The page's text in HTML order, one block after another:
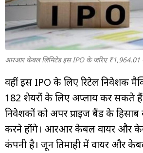
आरआर केबल लिमिटेड इस IPO के जरिए ₹1,964.01
वहीं इस IPO के लिए रिटेल निवेशक
182 शेयरों के लिए अप्लाय कर सकते
निवेशकों को अपर प्राइज बैंड के हिसाब
करने होंगे। आरआर केबल वायर और
कंपनी है। जून तिमाही में वायर और